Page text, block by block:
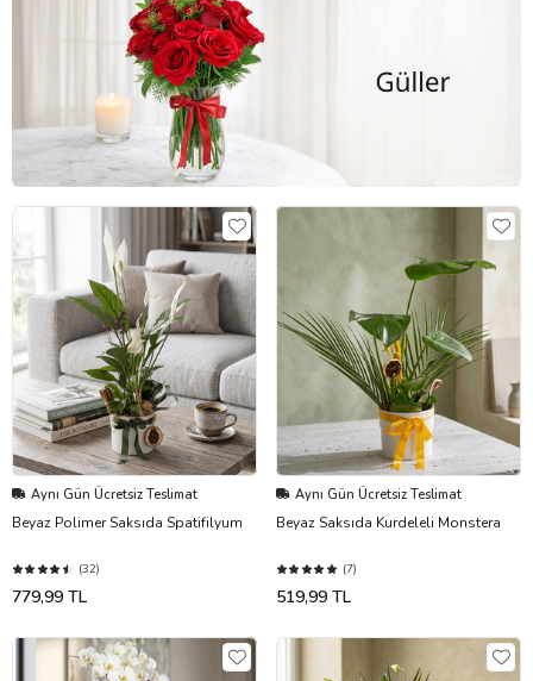
Aynı Gün Ücretsiz Teslimat
Beyaz Polimer Saksıda Spatifilyum
(32)
779,99 TL
Aynı Gün Ücretsiz Teslimat
Beyaz Saksıda Kurdeleli Monstera
(7)
519,99 TL